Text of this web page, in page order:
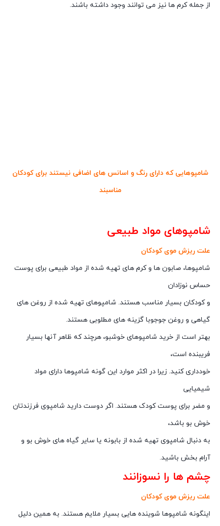
از جمله کرم ها نیز می توانند وجود داشته باشند.
شامپوهایی که دارای رنگ و اسانس های اضافی نیستند برای کودکان
مناسبند
شامپوهای مواد طبیعی
علت ریزش موی کودکان
شامپوها، صابون ها و کرم های تهیه شده از مواد طبیعی برای پوست
حساس نوزادان
و کودکان بسیار مناسب هستند. شامپوهای تهیه شده از روغن های
گیاهی و روغن جوجوبا گزینه های مطلوبی هستند.
بهتر است از خرید شامپوهای خوشبو، هرچند که ظاهر آنها بسیار
فریبنده است،
خودداری کنید. زیرا در اکثر موارد این گونه شامپوها دارای مواد
شیمیایی
و مضر برای پوست کودک هستند. اگر دوست دارید شامپوی فرزندتان
خوش بو باشد،
به دنبال شامپوی تهیه شده از بابونه یا سایر گیاه های خوش بو و
آرام بخش باشید.
چشم ها را نسوزانند
علت ریزش موی کودکان
اینگونه شامپوها شوینده هایی بسیار ملایم هستند. به همین دلیل